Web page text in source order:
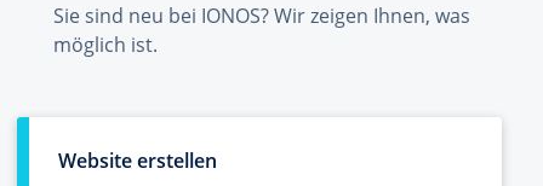
Sie sind neu bei IONOS? Wir zeigen Ihnen, was
möglich ist.
Website erstellen